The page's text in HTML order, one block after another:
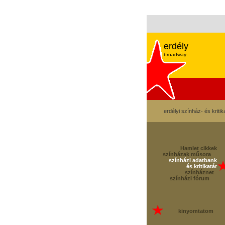
erdély
broadway
erdélyi színház- és
Hamlet cikkek
színházak műsora
színházi adatbank
és kritikatár
színháznet
színházi fórum
kinyomtatom